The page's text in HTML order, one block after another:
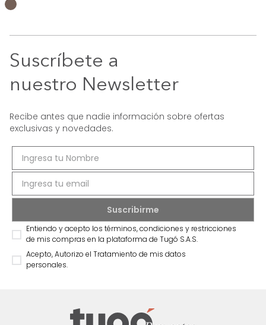
Suscríbete a
nuestro Newsletter
Recibe antes que nadie información sobre ofertas
exclusivas y novedades.
Entiendo y acepto los términos, condiciones y restricciones
de mis compras en la plataforma de Tugó S.A.S.
Acepto, Autorizo el Tratamiento de mis datos
personales.